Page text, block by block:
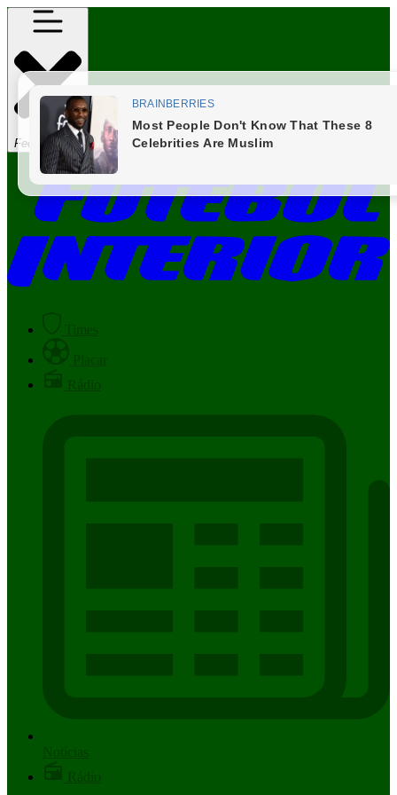
Fechar Menu
Times
Placar
Rádio
Notícias
Rádio